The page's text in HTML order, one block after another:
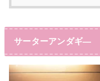
サーターアンダギ―